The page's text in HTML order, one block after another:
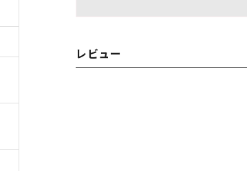
レビュー